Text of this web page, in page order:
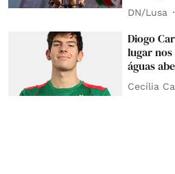
DN/Lusa
Diogo
lugar
águas
Cecília